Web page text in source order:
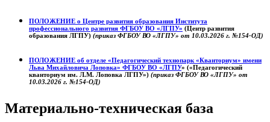
ПОЛОЖЕНИЕ о Центре развития образования Института
профессионального развития ФГБОУ ВО «ЛГПУ» (Центр развития
образования ЛГПУ) (приказ ФГБОУ ВО «ЛГПУ» от 10.03.2026 г. №154-ОД)
ПОЛОЖЕНИЕ об отделе «Педагогический технопарк «Кванториум» имени
Льва Михайловича Лоповка» ФГБОУ ВО «ЛГПУ» («Педагогический
кванториум им. Л.М. Лоповка ЛГПУ») (приказ ФГБОУ ВО «ЛГПУ» от
10.03.2026 г. №154-ОД)
Материально-техническая база